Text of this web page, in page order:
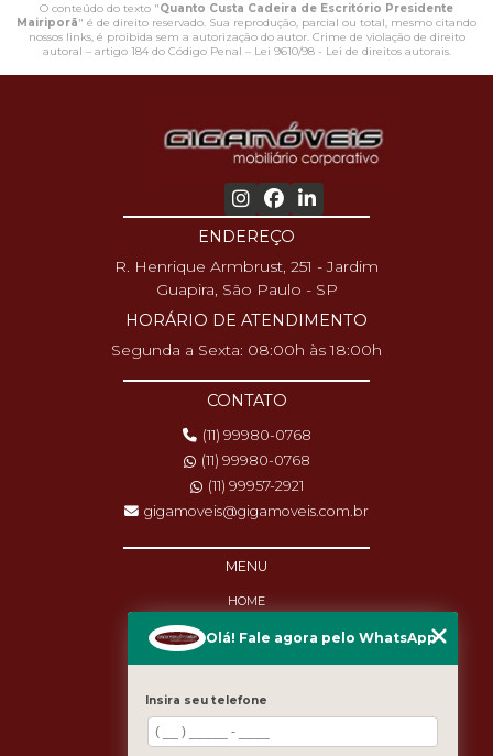
O conteúdo do texto "Quanto Custa Cadeira de Escritório Presidente
Mairiporã" é de direito reservado. Sua reprodução, parcial ou total, mesmo citando
nossos links, é proibida sem a autorização do autor. Crime de violação de direito
autoral – artigo 184 do Código Penal – Lei 9610/98 - Lei de direitos autorais.
ENDEREÇO
R. Henrique Armbrust, 251 - Jardim
Guapira, São Paulo - SP
HORÁRIO DE ATENDIMENTO
Segunda a Sexta: 08:00h às 18:00h
CONTATO
(11) 99980-0768
(11) 99980-0768
(11) 99957-2921
gigamoveis@gigamoveis.com.br
MENU
HOME
PRODUTOS
MANUTENÇÃO
CASES
Olá! Fale agora pelo WhatsApp
Insira seu telefone